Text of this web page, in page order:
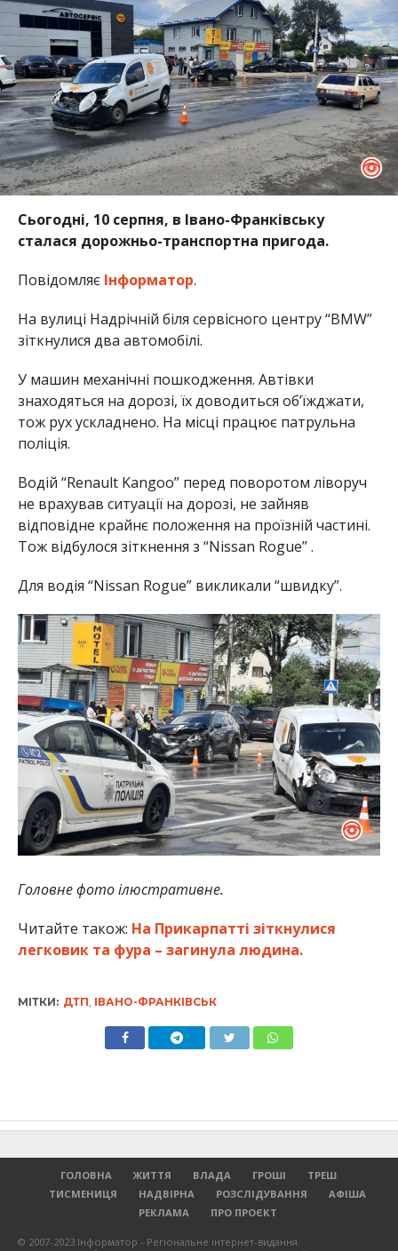
Сьогодні, 10 серпня, в Івано-Франківську
сталася дорожньо-транспортна пригода.
Повідомляє Інформатор.
На вулиці Надрічній біля сервісного центру “BMW”
зіткнулися два автомобілі.
У машин механічні пошкодження. Автівки
знаходяться на дорозі, їх доводиться об’їжджати,
тож рух ускладнено. На місці працює патрульна
поліція.
Водій “Renault Kangoo” перед поворотом ліворуч
не врахував ситуації на дорозі, не зайняв
відповідне крайнє положення на проїзній частині.
Тож відбулося зіткнення з “Nissan Rogue” .
Для водія “Nissan Rogue” викликали “швидку”.
Головне фото ілюстративне.
Читайте також: На Прикарпатті зіткнулися
легковик та фура – загинула людина.
МІТКИ: ДТП, ІВАНО-ФРАНКІВСЬК
ГОЛОВНА ЖИТТЯ ВЛАДА ГРОШІ
ТРЕШ
ТИСМЕНИЦЯ
НАДВІРНА РОЗСЛІДУВАННЯ
АФІША
РЕКЛАМА
ПРО ПРОЄКТ
© 2007-2023 Інформатор - Регіональне інтернет-видання.